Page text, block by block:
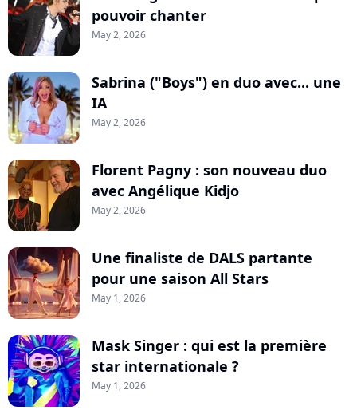
pouvoir chanter
May 2, 2026
Sabrina ("Boys") en duo avec... une
IA
May 2, 2026
Florent Pagny : son nouveau duo
avec Angélique Kidjo
May 2, 2026
Une finaliste de DALS partante
pour une saison All Stars
May 1, 2026
Mask Singer : qui est la première
star internationale ?
May 1, 2026